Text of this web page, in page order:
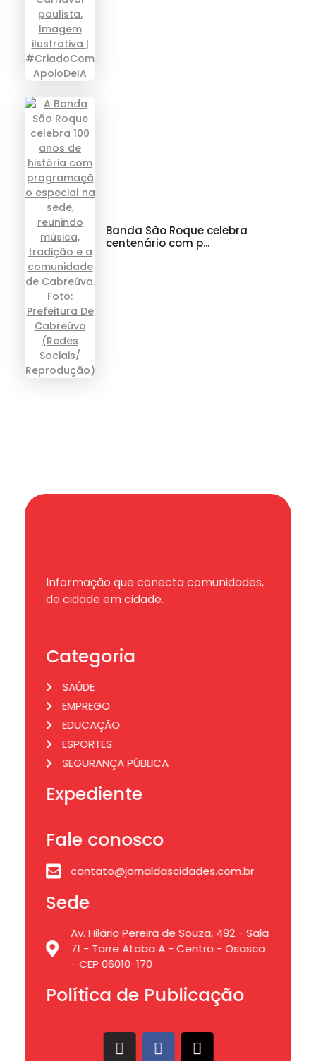
Banda São Roque celebra
centenário com p...
Informação que conecta comunidades,
de cidade em cidade.
Categoria
SAÚDE
EMPREGO
EDUCAÇÃO
ESPORTES
SEGURANÇA PÚBLICA
Expediente
Fale conosco
contato@jornaldascidades.com.br
Sede
Av. Hilário Pereira de Souza, 492 - Sala
71 - Torre Atoba A - Centro - Osasco
- CEP 06010-170
Política de Publicação